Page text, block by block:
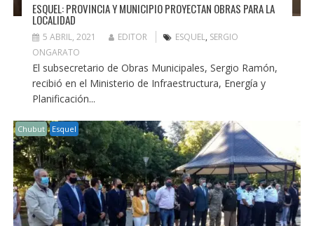
ESQUEL: PROVINCIA Y MUNICIPIO PROYECTAN OBRAS PARA LA
LOCALIDAD
5 ABRIL, 2021 EDITOR ESQUEL, SERGIO
ONGARATO
El subsecretario de Obras Municipales, Sergio Ramón,
recibió en el Ministerio de Infraestructura, Energía y
Planificación...
Chubut Esquel